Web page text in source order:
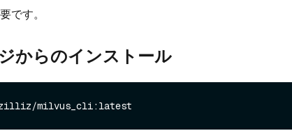
です。
からのインストール
milvus_cli:latest